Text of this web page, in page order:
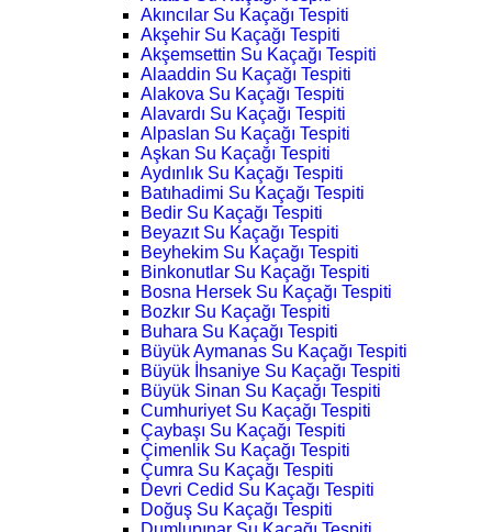
Akıncılar Su Kaçağı Tespiti
Akşehir Su Kaçağı Tespiti
Akşemsettin Su Kaçağı Tespiti
Alaaddin Su Kaçağı Tespiti
Alakova Su Kaçağı Tespiti
Alavardı Su Kaçağı Tespiti
Alpaslan Su Kaçağı Tespiti
Aşkan Su Kaçağı Tespiti
Aydınlık Su Kaçağı Tespiti
Batıhadimi Su Kaçağı Tespiti
Bedir Su Kaçağı Tespiti
Beyazıt Su Kaçağı Tespiti
Beyhekim Su Kaçağı Tespiti
Binkonutlar Su Kaçağı Tespiti
Bosna Hersek Su Kaçağı Tespiti
Bozkır Su Kaçağı Tespiti
Buhara Su Kaçağı Tespiti
Büyük Aymanas Su Kaçağı Tespiti
Büyük İhsaniye Su Kaçağı Tespiti
Büyük Sinan Su Kaçağı Tespiti
Cumhuriyet Su Kaçağı Tespiti
Çaybaşı Su Kaçağı Tespiti
Çimenlik Su Kaçağı Tespiti
Çumra Su Kaçağı Tespiti
Devri Cedid Su Kaçağı Tespiti
Doğuş Su Kaçağı Tespiti